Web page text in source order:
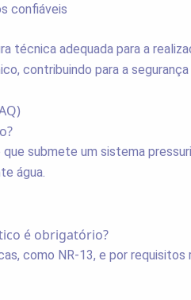
confiáveis
técnica adequada para a
contribuindo para a
submete um sistema
água.
é obrigatório?
como NR-13, e por